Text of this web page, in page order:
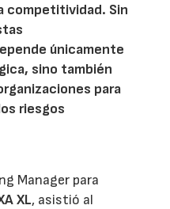
competitividad. Sin
únicamente
sino también
para
riesgos
Manager para
XL, asistió al